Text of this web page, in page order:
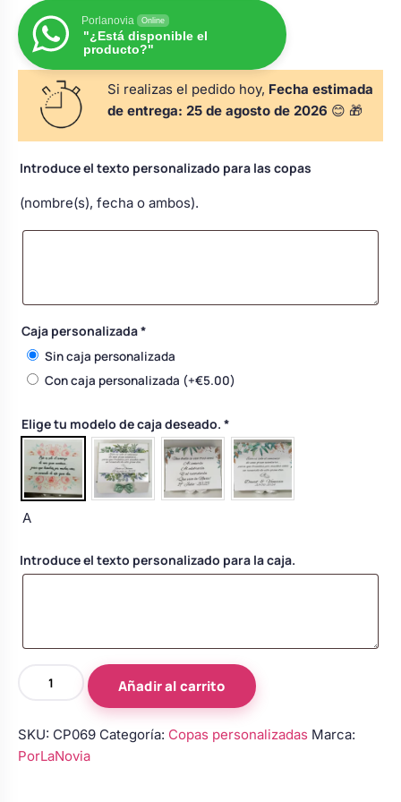
para arras
alianzas
damas de honor
bebé boda
floral coche
Perchas de comunión
personalizadas
Rasca y Gana para Comunión:
Sorpresas y Diversión
Bolsos personalizados
Neceseres personalizados
Otros regalos
Ver todo
Porlanovia Online
"¿Está disponible el
producto?"
Si realizas el pedido hoy, Fecha estimada
de entrega: 25 de agosto de 2026 😊 🎁
Introduce el texto personalizado para las copas
(nombre(s), fecha o ambos).
Caja personalizada*
Sin caja personalizada
Con caja personalizada (+€5.00)
Elige tu modelo de caja deseado. *
A
Introduce el texto personalizado para la caja.
personalizadas
en
Añadir al carrito
SKU: CP069 Categoría: Copas personalizadas Marca:
PorLaNovia